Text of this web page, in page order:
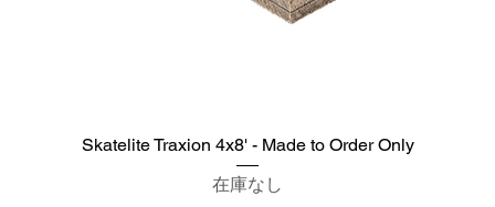
Skatelite Traxion 4x8' - Made to Order Only
在庫なし